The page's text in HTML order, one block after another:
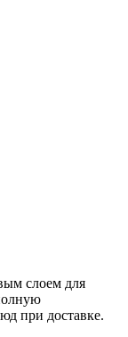
слоем для
при доставке.